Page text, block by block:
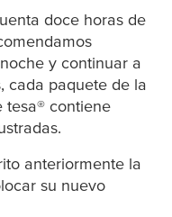
doce horas de
y continuar a
cada paquete de la
tesa® contiene
anteriormente la
su nuevo